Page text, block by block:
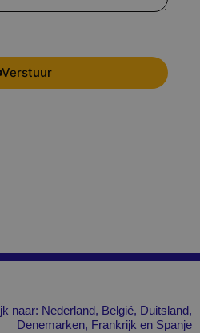
Verstuur
naar: Nederland, Belgié, Duitsland,
Denemarken, Frankrijk en Spanje